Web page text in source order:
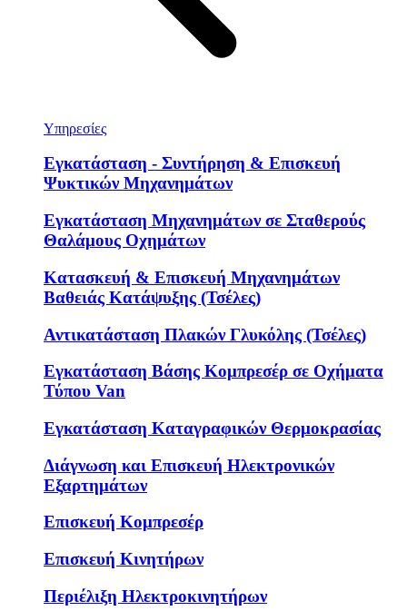
Υπηρεσίες
Εγκατάσταση - Συντήρηση & Επισκευή
Ψυκτικών Μηχανημάτων
Εγκατάσταση Μηχανημάτων σε Σταθερούς
Θαλάμους Οχημάτων
Κατασκευή & Επισκευή Μηχανημάτων
Βαθειάς Κατάψυξης (Τσέλες)
Αντικατάσταση Πλακών Γλυκόλης (Τσέλες)
Εγκατάσταση Βάσης Κομπρεσέρ σε Οχήματα
Τύπου Van
Εγκατάσταση Καταγραφικών Θερμοκρασίας
Διάγνωση και Επισκευή Ηλεκτρονικών
Εξαρτημάτων
Επισκευή Κομπρεσέρ
Επισκευή Κινητήρων
Περιέλιξη Ηλεκτροκινητήρων